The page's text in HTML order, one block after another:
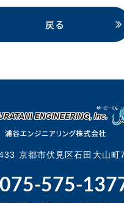
戻る
京都市伏見区石田大山町
075-575-